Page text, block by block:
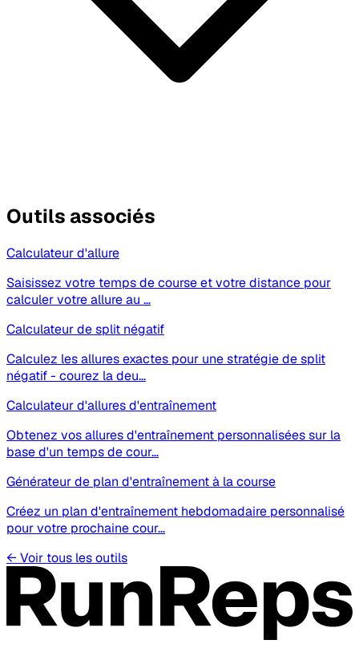
Outils associés
Calculateur d'allure
Saisissez votre temps de course et votre distance pour
calculer votre allure au …
Calculateur de split négatif
Calculez les allures exactes pour une stratégie de split
négatif - courez la deu…
Calculateur d'allures d'entraînement
Obtenez vos allures d'entraînement personnalisées sur la
base d'un temps de cour…
Générateur de plan d'entraînement à la course
Créez un plan d'entraînement hebdomadaire personnalisé
pour votre prochaine cour…
← Voir tous les outils